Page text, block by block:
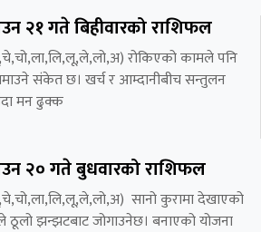
२१ गते बिहीवारको राशिफल
रोकिएको कामले पनि
संकेत छ। खर्च र आम्दानीबीच सन्तुलन
मन ढुक्क
२० गते बुधवारको राशिफल
सानो कुरामा देखाएको
ठूलो झन्झटबाट जोगाउनेछ। बनाएको योजना